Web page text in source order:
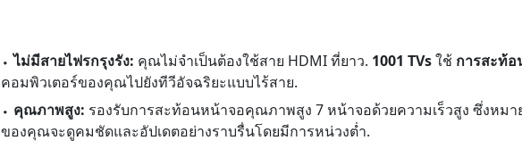
⬩ไม่มีสายไฟรกรุงรัง: คุณไม่จำเป็นต้องใช้สาย HDMI ที่ยาว. 1001 TVsใช้ การสะท้
คอมพิวเตอร์ของคุณไปยังทีวีอัจฉริยะแบบไร้สาย.
⬩ คุณภาพสูง: รองรับการสะท้อนหน้าจอคุณภาพสูง 7 หน้าจอด้วยความเร็วสูง ซึ่งหม
ของคุณจะดูคมชัดและอัปเดตอย่างราบรื่นโดยมีการหน่วงต่ำ.